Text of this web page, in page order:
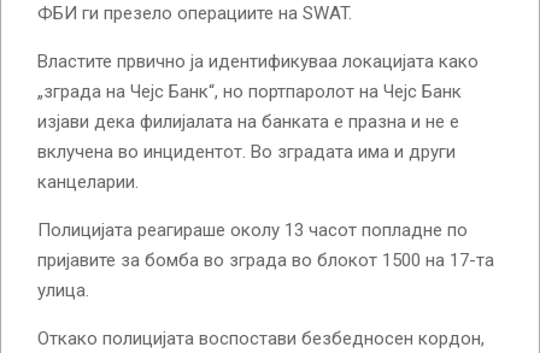
ФБИ ги презело операциите на SWAT.
Властите првично ја идентификуваа локацијата како
„зграда на Чејс Банк“, но портпаролот на Чејс Банк
изјави дека филијалата на банката е празна и не е
вклучена во инцидентот. Во зградата има и други
канцеларии.
Полицијата реагираше околу 13 часот попладне по
пријавите за бомба во зграда во блокот 1500 на 17-та
улица.
Откако полицијата воспостави безбедносен кордон,